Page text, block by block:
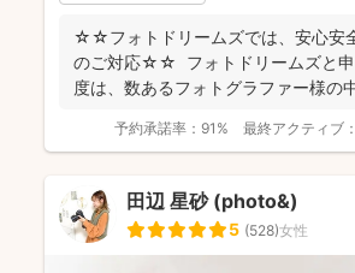
☆☆フォトドリームズでは、安心安
のご対応☆☆ フォトドリームズと申
度は、数あるフォトグラファー様の
予約承諾率： 91% 最終アクティブ：
田辺 星砂 (photo&)
5 (528)女性